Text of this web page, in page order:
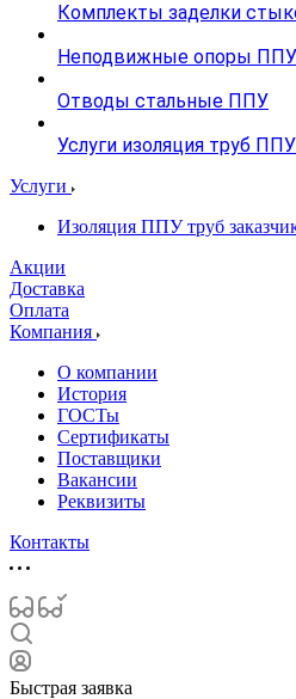
Комплекты заделки
Неподвижные опоры ППУ
Отводы стальные ППУ
Услуги изоляция труб ППУ
Услуги
Изоляция ППУ труб
Акции
Доставка
Оплата
Компания
О компании
История
ГОСТы
Сертификаты
Поставщики
Вакансии
Реквизиты
Контакты
Быстрая заявка